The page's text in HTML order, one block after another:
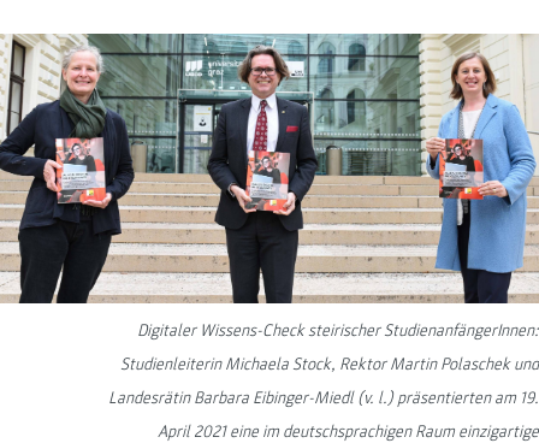
Digitaler Wissens-Check steirischer StudienanfängerInnen:
Studienleiterin Michaela Stock, Rektor Martin Polaschek und
Landesrätin Barbara Eibinger-Miedl (v. l.) präsentierten am 19.
April 2021 eine im deutschsprachigen Raum einzigartige